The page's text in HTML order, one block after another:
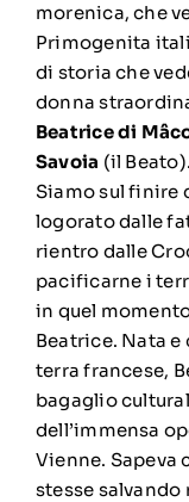
morenica, che
Primogenita
di storia che
donna
Beatrice di
Savoia (il Beato).
Siamo sul finire
logorato dalle
rientro dalle
pacificarne i
in quel
Beatrice. Nata e
terra francese,
bagaglio
dell’immensa
Vienne. Sapeva
stesse salvando